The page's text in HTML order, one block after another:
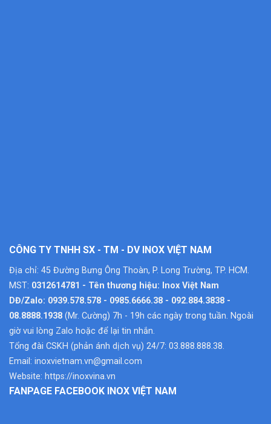
CÔNG TY TNHH SX - TM - DV INOX VIỆT NAM
Địa chỉ: 45 Đường Bưng Ông Thoàn, P. Long Trường, TP. HCM.
MST: 0312614781 - Tên thương hiệu: Inox Việt Nam
DĐ/Zalo: 0939.578.578 - 0985.6666.38 - 092.884.3838 -
08.8888.1938 (Mr. Cường) 7h - 19h các ngày trong tuần. Ngoài
giờ vui lòng Zalo hoặc để lại tin nhắn.
Tổng đài CSKH (phản ánh dịch vụ) 24/7: 03.888.888.38.
Email: inoxvietnam.vn@gmail.com
Website: https://inoxvina.vn
FANPAGE FACEBOOK INOX VIỆT NAM